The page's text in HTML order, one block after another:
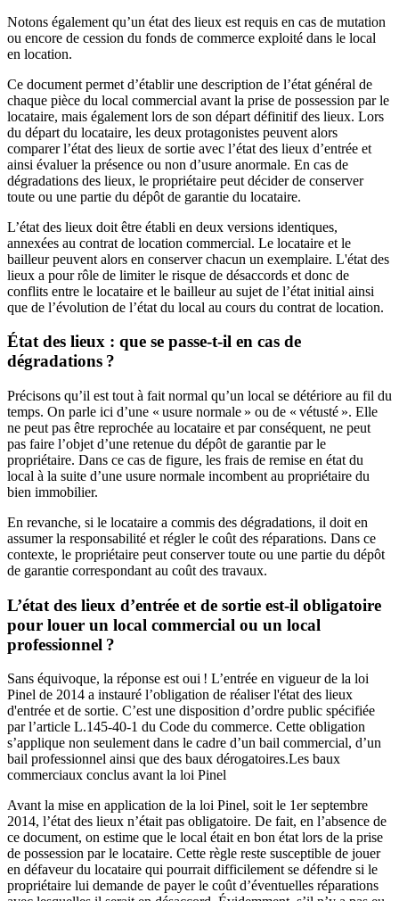
Notons également qu’un état des lieux est requis en cas de mutation
ou encore de cession du fonds de commerce exploité dans le local
en location.
Ce document permet d’établir une description de l’état général de
chaque pièce du local commercial avant la prise de possession par le
locataire, mais également lors de son départ définitif des lieux. Lors
du départ du locataire, les deux protagonistes peuvent alors
comparer l’état des lieux de sortie avec l’état des lieux d’entrée et
ainsi évaluer la présence ou non d’usure anormale. En cas de
dégradations des lieux, le propriétaire peut décider de conserver
toute ou une partie du dépôt de garantie du locataire.
L’état des lieux doit être établi en deux versions identiques,
annexées au contrat de location commercial. Le locataire et le
bailleur peuvent alors en conserver chacun un exemplaire. L'état des
lieux a pour rôle de limiter le risque de désaccords et donc de
conflits entre le locataire et le bailleur au sujet de l’état initial ainsi
que de l’évolution de l’état du local au cours du contrat de location.
État des lieux : que se passe-t-il en cas de
dégradations ?
Précisons qu’il est tout à fait normal qu’un local se détériore au fil du
temps. On parle ici d’une « usure normale » ou de « vétusté ». Elle
ne peut pas être reprochée au locataire et par conséquent, ne peut
pas faire l’objet d’une retenue du dépôt de garantie par le
propriétaire. Dans ce cas de figure, les frais de remise en état du
local à la suite d’une usure normale incombent au propriétaire du
bien immobilier.
En revanche, si le locataire a commis des dégradations, il doit en
assumer la responsabilité et régler le coût des réparations. Dans ce
contexte, le propriétaire peut conserver toute ou une partie du dépôt
de garantie correspondant au coût des travaux.
L’état des lieux d’entrée et de sortie est-il obligatoire
pour louer un local commercial ou un local
professionnel ?
Sans équivoque, la réponse est oui ! L’entrée en vigueur de la loi
Pinel de 2014 a instauré l’obligation de réaliser l'état des lieux
d'entrée et de sortie. C’est une disposition d’ordre public spécifiée
par l’article L.145-40-1 du Code du commerce. Cette obligation
s’applique non seulement dans le cadre d’un bail commercial, d’un
bail professionnel ainsi que des baux dérogatoires.Les baux
commerciaux conclus avant la loi Pinel
Avant la mise en application de la loi Pinel, soit le 1er septembre
2014, l’état des lieux n’était pas obligatoire. De fait, en l’absence de
ce document, on estime que le local était en bon état lors de la prise
de possession par le locataire. Cette règle reste susceptible de jouer
en défaveur du locataire qui pourrait difficilement se défendre si le
propriétaire lui demande de payer le coût d’éventuelles réparations